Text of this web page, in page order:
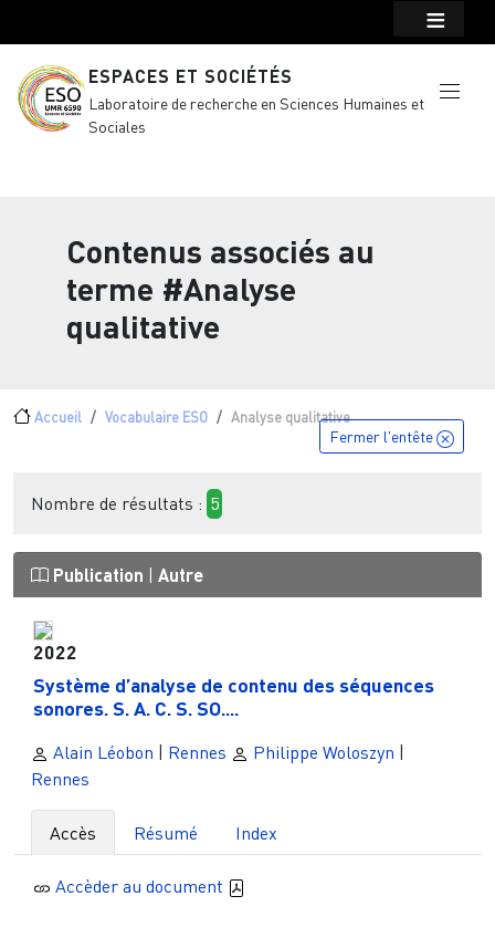
ESPACES ET SOCIÉTÉS
Laboratoire de recherche en Sciences Humaines et
Sociales
Contenus associés au
terme #Analyse
qualitative
Fil d'Ariane
Accueil Vocabulaire ESO Analyse qualitative
Fermer l'entête
Nombre de résultats : 5
Publication Autre
2022
Système d’analyse de contenu des séquences
sonores. S. A. C. S. SO....
Alain Léobon Rennes Philippe Woloszyn
Rennes
Accès Résumé Index
Accèder au document